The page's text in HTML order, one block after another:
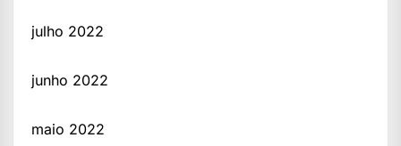
julho 2022
junho 2022
maio 2022